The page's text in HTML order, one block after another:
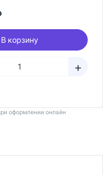
В корзину
+
оформлении онлайн